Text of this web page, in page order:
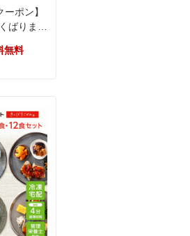
ポン】
ばりまめ
食セッ
たんぱく
塩分 2.
以下
無料